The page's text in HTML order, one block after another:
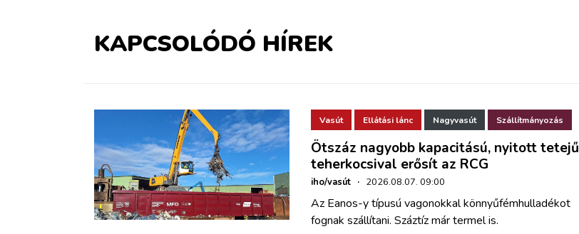
KAPCSOLÓDÓ HÍREK
Vasút Ellátási lánc Nagyvasút Szállítmányozás
Ötszáz nagyobb kapacitású, nyitott tetejű
teherkocsival erősít az RCG
iho/vasút · 2026.08.07. 09:00
Az Eanos-y típusú vagonokkal könnyűfémhulladékot
fognak szállítani. Száztíz már termel is.